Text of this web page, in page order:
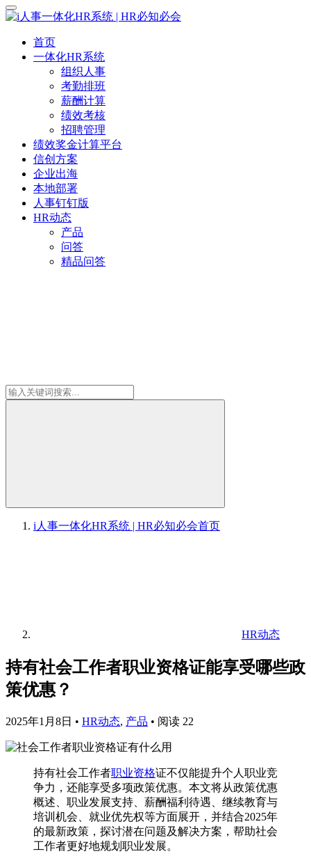
首页
一体化HR系统
组织人事
考勤排班
薪酬计算
绩效考核
招聘管理
绩效奖金计算平台
信创方案
企业出海
本地部署
人事钉钉版
HR动态
产品
问答
精品问答
i人事一体化HR系统 | HR必知必会首页
HR动态
持有社会工作者职业资格证能享受哪些政
策优惠？
2025年1月8日 • HR动态, 产品 • 阅读 22
持有社会工作者职业资格证不仅能提升个人职业竞
争力，还能享受多项政策优惠。本文将从政策优惠
概述、职业发展支持、薪酬福利待遇、继续教育与
培训机会、就业优先权等方面展开，并结合2025年
的最新政策，探讨潜在问题及解决方案，帮助社会
工作者更好地规划职业发展。